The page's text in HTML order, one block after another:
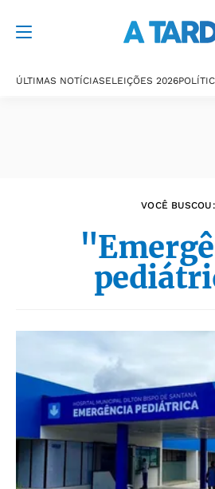
ÚLTIMAS NOTÍCIASELEIÇÕES 2026
VOCÊ BUSCOU: